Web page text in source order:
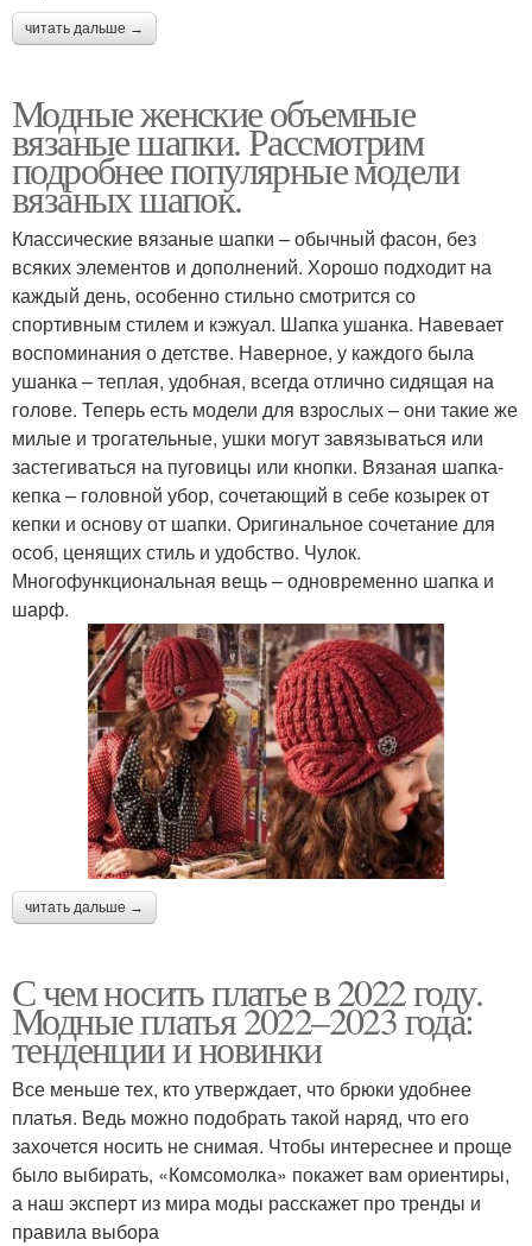
читать дальше →
Модные женские объемные
вязаные шапки. Рассмотрим
подробнее популярные модели
вязаных шапок.
Классические вязаные шапки – обычный фасон, без
всяких элементов и дополнений. Хорошо подходит на
каждый день, особенно стильно смотрится со
спортивным стилем и кэжуал. Шапка ушанка. Навевает
воспоминания о детстве. Наверное, у каждого была
ушанка – теплая, удобная, всегда отлично сидящая на
голове. Теперь есть модели для взрослых – они такие же
милые и трогательные, ушки могут завязываться или
застегиваться на пуговицы или кнопки. Вязаная шапка-
кепка – головной убор, сочетающий в себе козырек от
кепки и основу от шапки. Оригинальное сочетание для
особ, ценящих стиль и удобство. Чулок.
Многофункциональная вещь – одновременно шапка и
шарф.
читать дальше →
С чем носить платье в 2022 году.
Модные платья 2022–2023 года:
тенденции и новинки
Все меньше тех, кто утверждает, что брюки удобнее
платья. Ведь можно подобрать такой наряд, что его
захочется носить не снимая. Чтобы интереснее и проще
было выбирать, «Комсомолка» покажет вам ориентиры,
а наш эксперт из мира моды расскажет про тренды и
правила выбора